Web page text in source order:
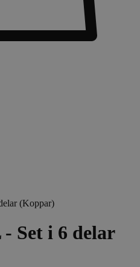
(Koppar)
Set i 6 delar